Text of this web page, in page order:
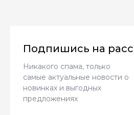
Подпишись на
Никакого спама, только
самые актуальные новости о
новинках и выгодных
предложениях